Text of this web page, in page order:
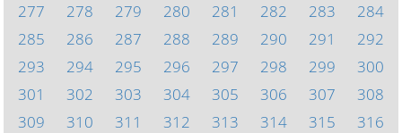
277
278 279 280 281 282 283
284
285
286 287 288 289 290 291
292
293
294 295 296 297 298 299
300
301
302 303 304 305 306 307
308
309
310 311 312 313 314 315
316